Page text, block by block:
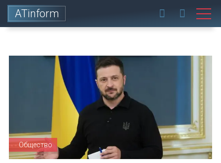
ATinform
Общество